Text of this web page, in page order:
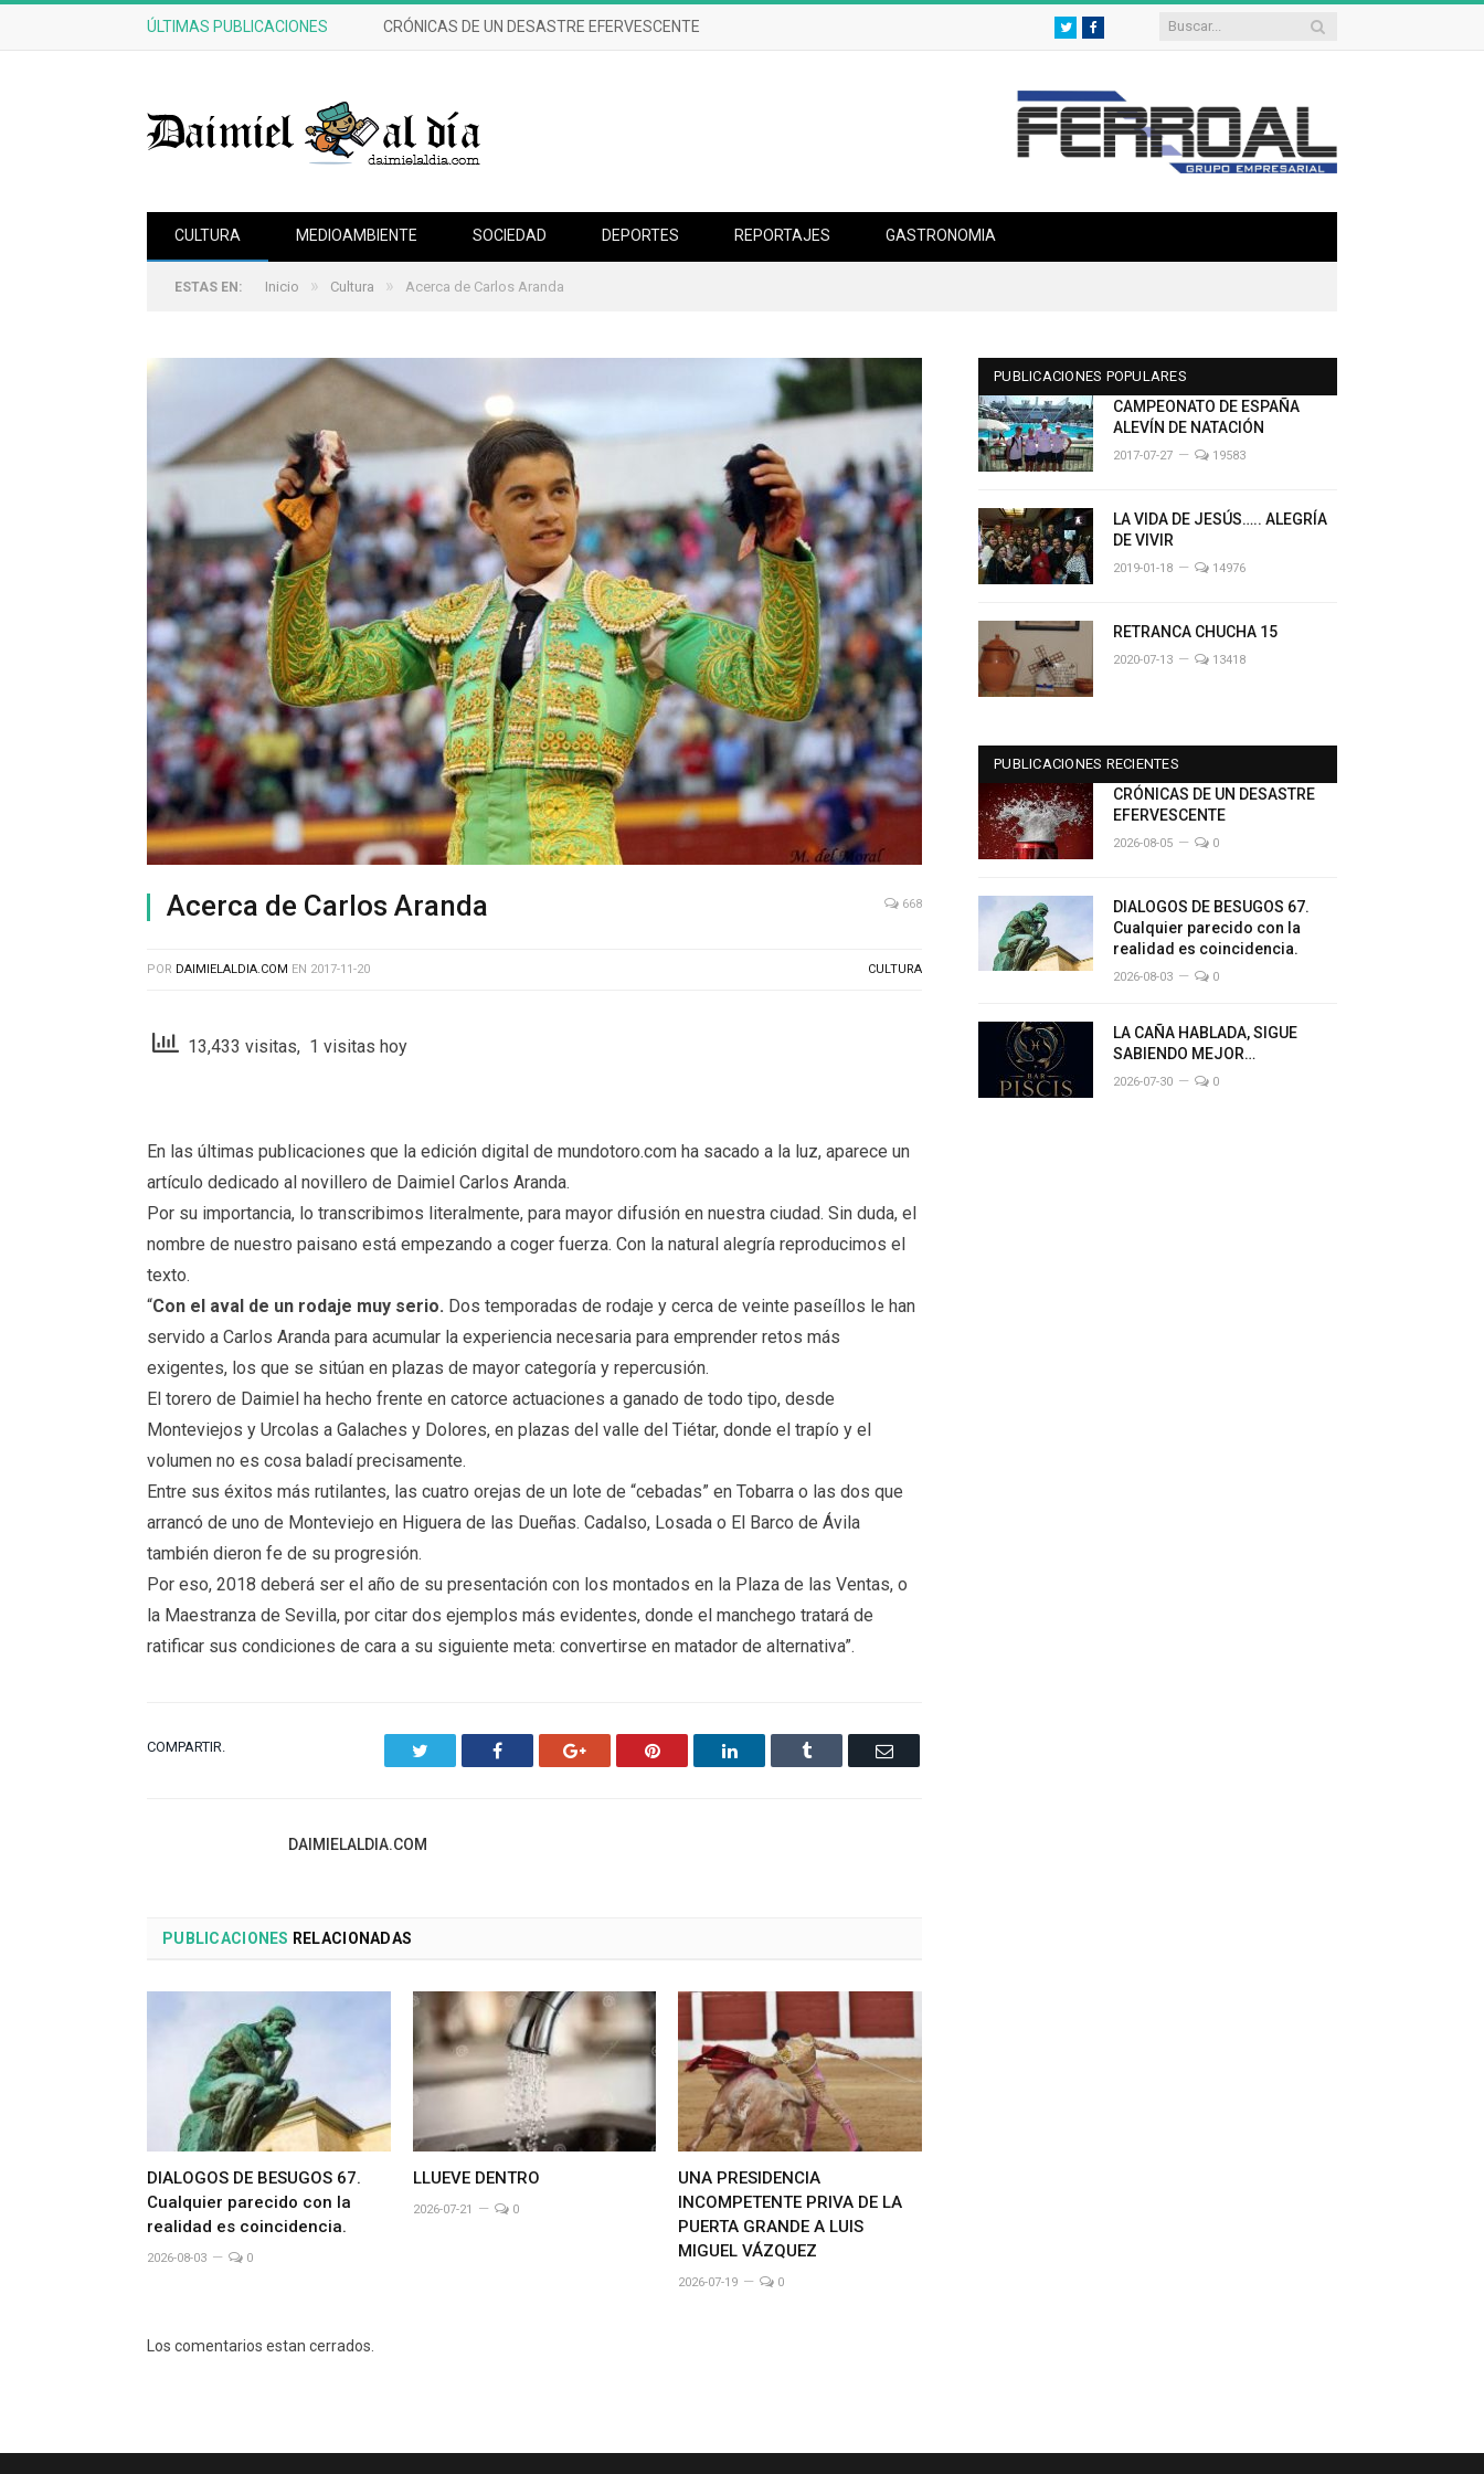
ÚLTIMAS PUBLICACIONES CRÓNICAS DE UN DESASTRE EFERVESCENTE TwitterFacebook
CULTURA MEDIOAMBIENTE SOCIEDAD DEPORTES REPORTAJES GASTRONOMIA
ESTAS EN: Inicio » Cultura » Acerca de Carlos Aranda
Acerca de Carlos Aranda 668
POR DAIMIELALDIA.COM EN 2017-11-20 CULTURA
13,433 visitas, 1 visitas hoy
En las últimas publicaciones que la edición digital de mundotoro.com ha sacado a la luz, aparece un
artículo dedicado al novillero de Daimiel Carlos Aranda.
Por su importancia, lo transcribimos literalmente, para mayor difusión en nuestra ciudad. Sin duda, el
nombre de nuestro paisano está empezando a coger fuerza. Con la natural alegría reproducimos el
texto.
“Con el aval de un rodaje muy serio. Dos temporadas de rodaje y cerca de veinte paseíllos le han
servido a Carlos Aranda para acumular la experiencia necesaria para emprender retos más
exigentes, los que se sitúan en plazas de mayor categoría y repercusión.
El torero de Daimiel ha hecho frente en catorce actuaciones a ganado de todo tipo, desde
Monteviejos y Urcolas a Galaches y Dolores, en plazas del valle del Tiétar, donde el trapío y el
volumen no es cosa baladí precisamente.
Entre sus éxitos más rutilantes, las cuatro orejas de un lote de “cebadas” en Tobarra o las dos que
arrancó de uno de Monteviejo en Higuera de las Dueñas. Cadalso, Losada o El Barco de Ávila
también dieron fe de su progresión.
Por eso, 2018 deberá ser el año de su presentación con los montados en la Plaza de las Ventas, o
la Maestranza de Sevilla, por citar dos ejemplos más evidentes, donde el manchego tratará de
ratificar sus condiciones de cara a su siguiente meta: convertirse en matador de alternativa”.
COMPARTIR. Facebook Google+ Pinterest LinkedIn Tumblr Email
DAIMIELALDIA.COM
PUBLICACIONES RELACIONADAS
DIALOGOS DE BESUGOS 67.
Cualquier parecido con la
realidad es coincidencia.
2026-08-03 0
LLUEVE DENTRO
2026-07-21 0
UNA PRESIDENCIA
INCOMPETENTE PRIVA DE LA
PUERTA GRANDE A LUIS
MIGUEL VÁZQUEZ
2026-07-19 0
Los comentarios estan cerrados.
PUBLICACIONES POPULARES
CAMPEONATO DE ESPAÑA
ALEVÍN DE NATACIÓN
2017-07-27 19583
LA VIDA DE JESÚS….. ALEGRÍA
DE VIVIR
2019-01-18 14976
RETRANCA CHUCHA 15
2020-07-13 13418
PUBLICACIONES RECIENTES
CRÓNICAS DE UN DESASTRE
EFERVESCENTE
2026-08-05 0
DIALOGOS DE BESUGOS 67.
Cualquier parecido con la
realidad es coincidencia.
2026-08-03 0
LA CAÑA HABLADA, SIGUE
SABIENDO MEJOR…
2026-07-30 0